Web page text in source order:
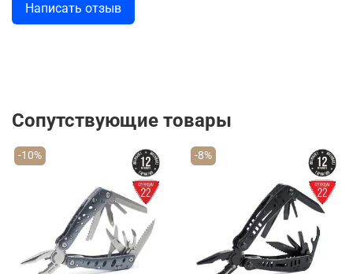
Написать отзыв
Сопутствующие товары
-10% -8%